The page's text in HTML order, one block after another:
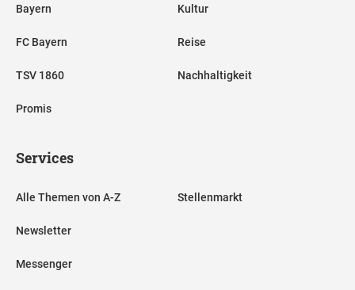
Bayern
FC Bayern
TSV 1860
Promis
Kultur
Reise
Nachhaltigkeit
Services
Alle Themen von A-Z
Newsletter
Messenger
Stellenmarkt